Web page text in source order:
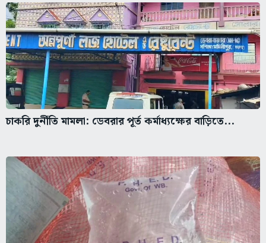
চাকরি দুর্নীতি মামলা: ডেবরার পূর্ত কর্মাধ্যক্ষের বাড়িতে...